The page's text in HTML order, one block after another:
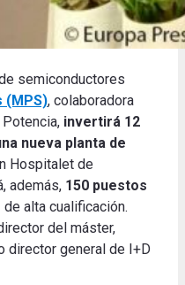
semiconductores
(MPS), colaboradora
invertirá 12
nueva planta de
Hospitalet de
además, 150 puestos
de alta cualificación.
del máster,
director general de I+D